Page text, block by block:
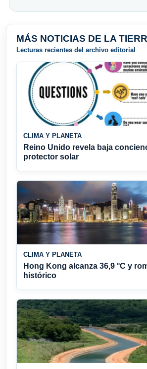
MÁS NOTICIAS DE LA
Lecturas recientes del archivo editorial
CLIMA Y PLANETA
Reino Unido revela baja
protector solar
CLIMA Y PLANETA
Hong Kong alcanza 36,9 °C y
histórico